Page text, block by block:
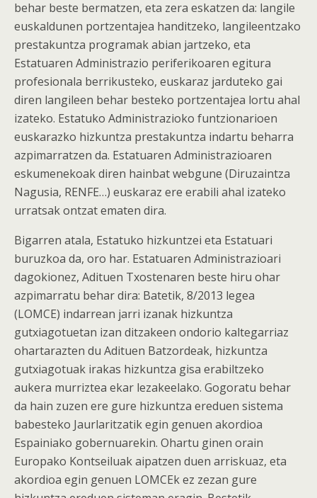
behar beste bermatzen, eta zera eskatzen da: langile
euskaldunen portzentajea handitzeko, langileentzako
prestakuntza programak abian jartzeko, eta
Estatuaren Administrazio periferikoaren egitura
profesionala berrikusteko, euskaraz jarduteko gai
diren langileen behar besteko portzentajea lortu ahal
izateko. Estatuko Administrazioko funtzionarioen
euskarazko hizkuntza prestakuntza indartu beharra
azpimarratzen da. Estatuaren Administrazioaren
eskumenekoak diren hainbat webgune (Diruzaintza
Nagusia, RENFE…) euskaraz ere erabili ahal izateko
urratsak ontzat ematen dira.
Bigarren atala, Estatuko hizkuntzei eta Estatuari
buruzkoa da, oro har. Estatuaren Administrazioari
dagokionez, Adituen Txostenaren beste hiru ohar
azpimarratu behar dira: Batetik, 8/2013 legea
(LOMCE) indarrean jarri izanak hizkuntza
gutxiagotuetan izan ditzakeen ondorio kaltegarriaz
ohartarazten du Adituen Batzordeak, hizkuntza
gutxiagotuak irakas hizkuntza gisa erabiltzeko
aukera murriztea ekar lezakeelako. Gogoratu behar
da hain zuzen ere gure hizkuntza ereduen sistema
babesteko Jaurlaritzatik egin genuen akordioa
Espainiako gobernuarekin. Ohartu ginen orain
Europako Kontseiluak aipatzen duen arriskuaz, eta
akordioa egin genuen LOMCEk ez zezan gure